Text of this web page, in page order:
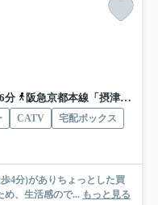
分
阪急京都本線「摂津市」駅 徒歩19分
CATV
宅配ボックス
4分)がありちょっとした買
め、生活感ので... もっと見る